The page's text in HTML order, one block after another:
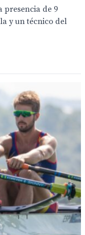
presencia de 9
y un técnico del